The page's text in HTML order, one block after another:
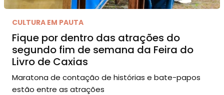
CULTURA EM PAUTA
Fique por dentro das atrações do
segundo fim de semana da Feira do
Livro de Caxias
Maratona de contação de histórias e bate-papos
estão entre as atrações